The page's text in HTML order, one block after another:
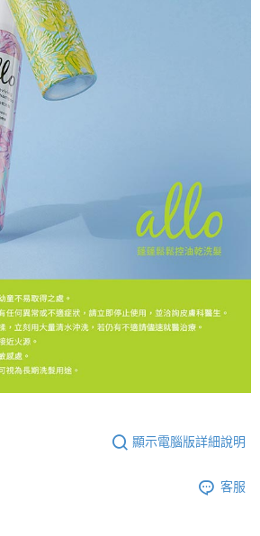
顯示電腦版詳細說明
客服